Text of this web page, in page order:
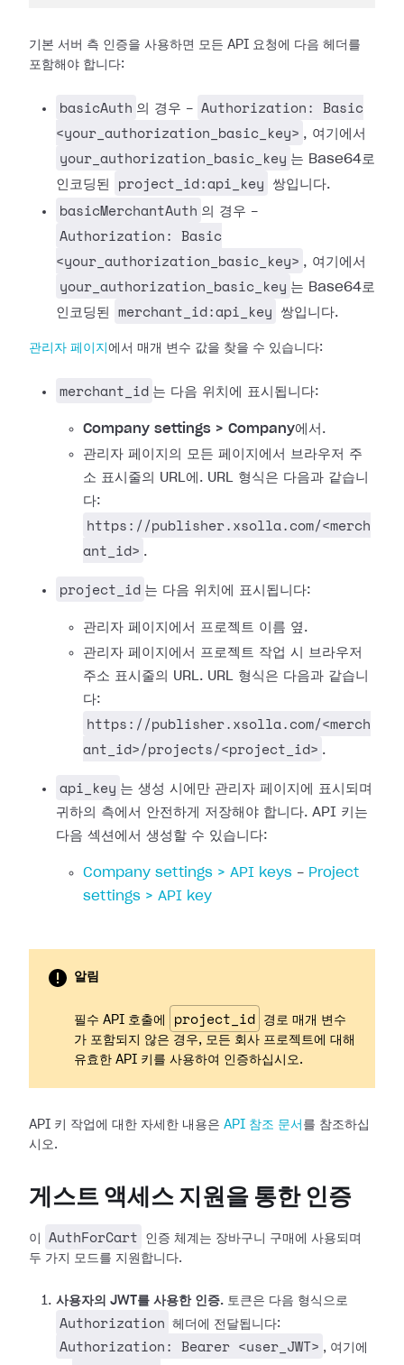
기본 서버 측 인증을 사용하면 모든 API 요청에 다음 헤더를
포함해야 합니다:
basicAuth 의 경우 - Authorization: Basic
<your_authorization_basic_key> , 여기에서
your_authorization_basic_key 는 Base64로
인코딩된
project_id:api_key 쌍입니다.
basicMerchantAuth 의 경우 -
Authorization: Basic
<your_authorization_basic_key> , 여기에서
your_authorization_basic_key 는 Base64로
인코딩된
merchant_id:api_key 쌍입니다.
관리자 페이지 에서 매개 변수 값을 찾을 수 있습니다:
merchant_id 는 다음 위치에 표시됩니다:
Company settings > Company에서.
관리자 페이지의 모든 페이지에서 브라우저 주
소 표시줄의 URL에. URL 형식은 다음과 같습니
다:
https://publisher.xsolla.com/<merch
ant_id> .
project_id 는 다음 위치에 표시됩니다:
관리자 페이지에서 프로젝트 이름 옆.
관리자 페이지에서 프로젝트 작업 시 브라우저
주소 표시줄의 URL. URL 형식은 다음과 같습니
다:
https://publisher.xsolla.com/<merch
ant_id>/projects/<project_id> .
api_key 는 생성 시에만 관리자 페이지에 표시되며
귀하의 측에서 안전하게 저장해야 합니다. API 키는
다음 섹션에서 생성할 수 있습니다:
Company settings > API keys - Project
settings > API key
알림
필수 API 호출에 project_id
경로 매개 변수
가 포함되지 않은 경우, 모든 회사 프로젝트에 대해
유효한 API 키를 사용하여 인증하십시오.
API 키 작업에 대한 자세한 내용은 API 참조 문서 를 참조하십
시오.
게스트 액세스 지원을 통한 인증
이 AuthForCart
인증 체계는 장바구니 구매에 사용되며
두 가지 모드를 지원합니다.
사용자의 JWT를 사용한 인증. 토큰은 다음 형식으로
Authorization 헤더에 전달됩니다:
Authorization: Bearer <user_JWT> , 여기에